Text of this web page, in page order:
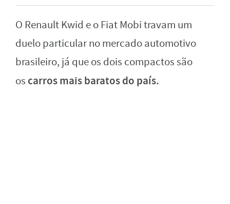
O Renault Kwid e o Fiat Mobi travam um
duelo particular no mercado automotivo
brasileiro, já que os dois compactos são
os carros mais baratos do país.